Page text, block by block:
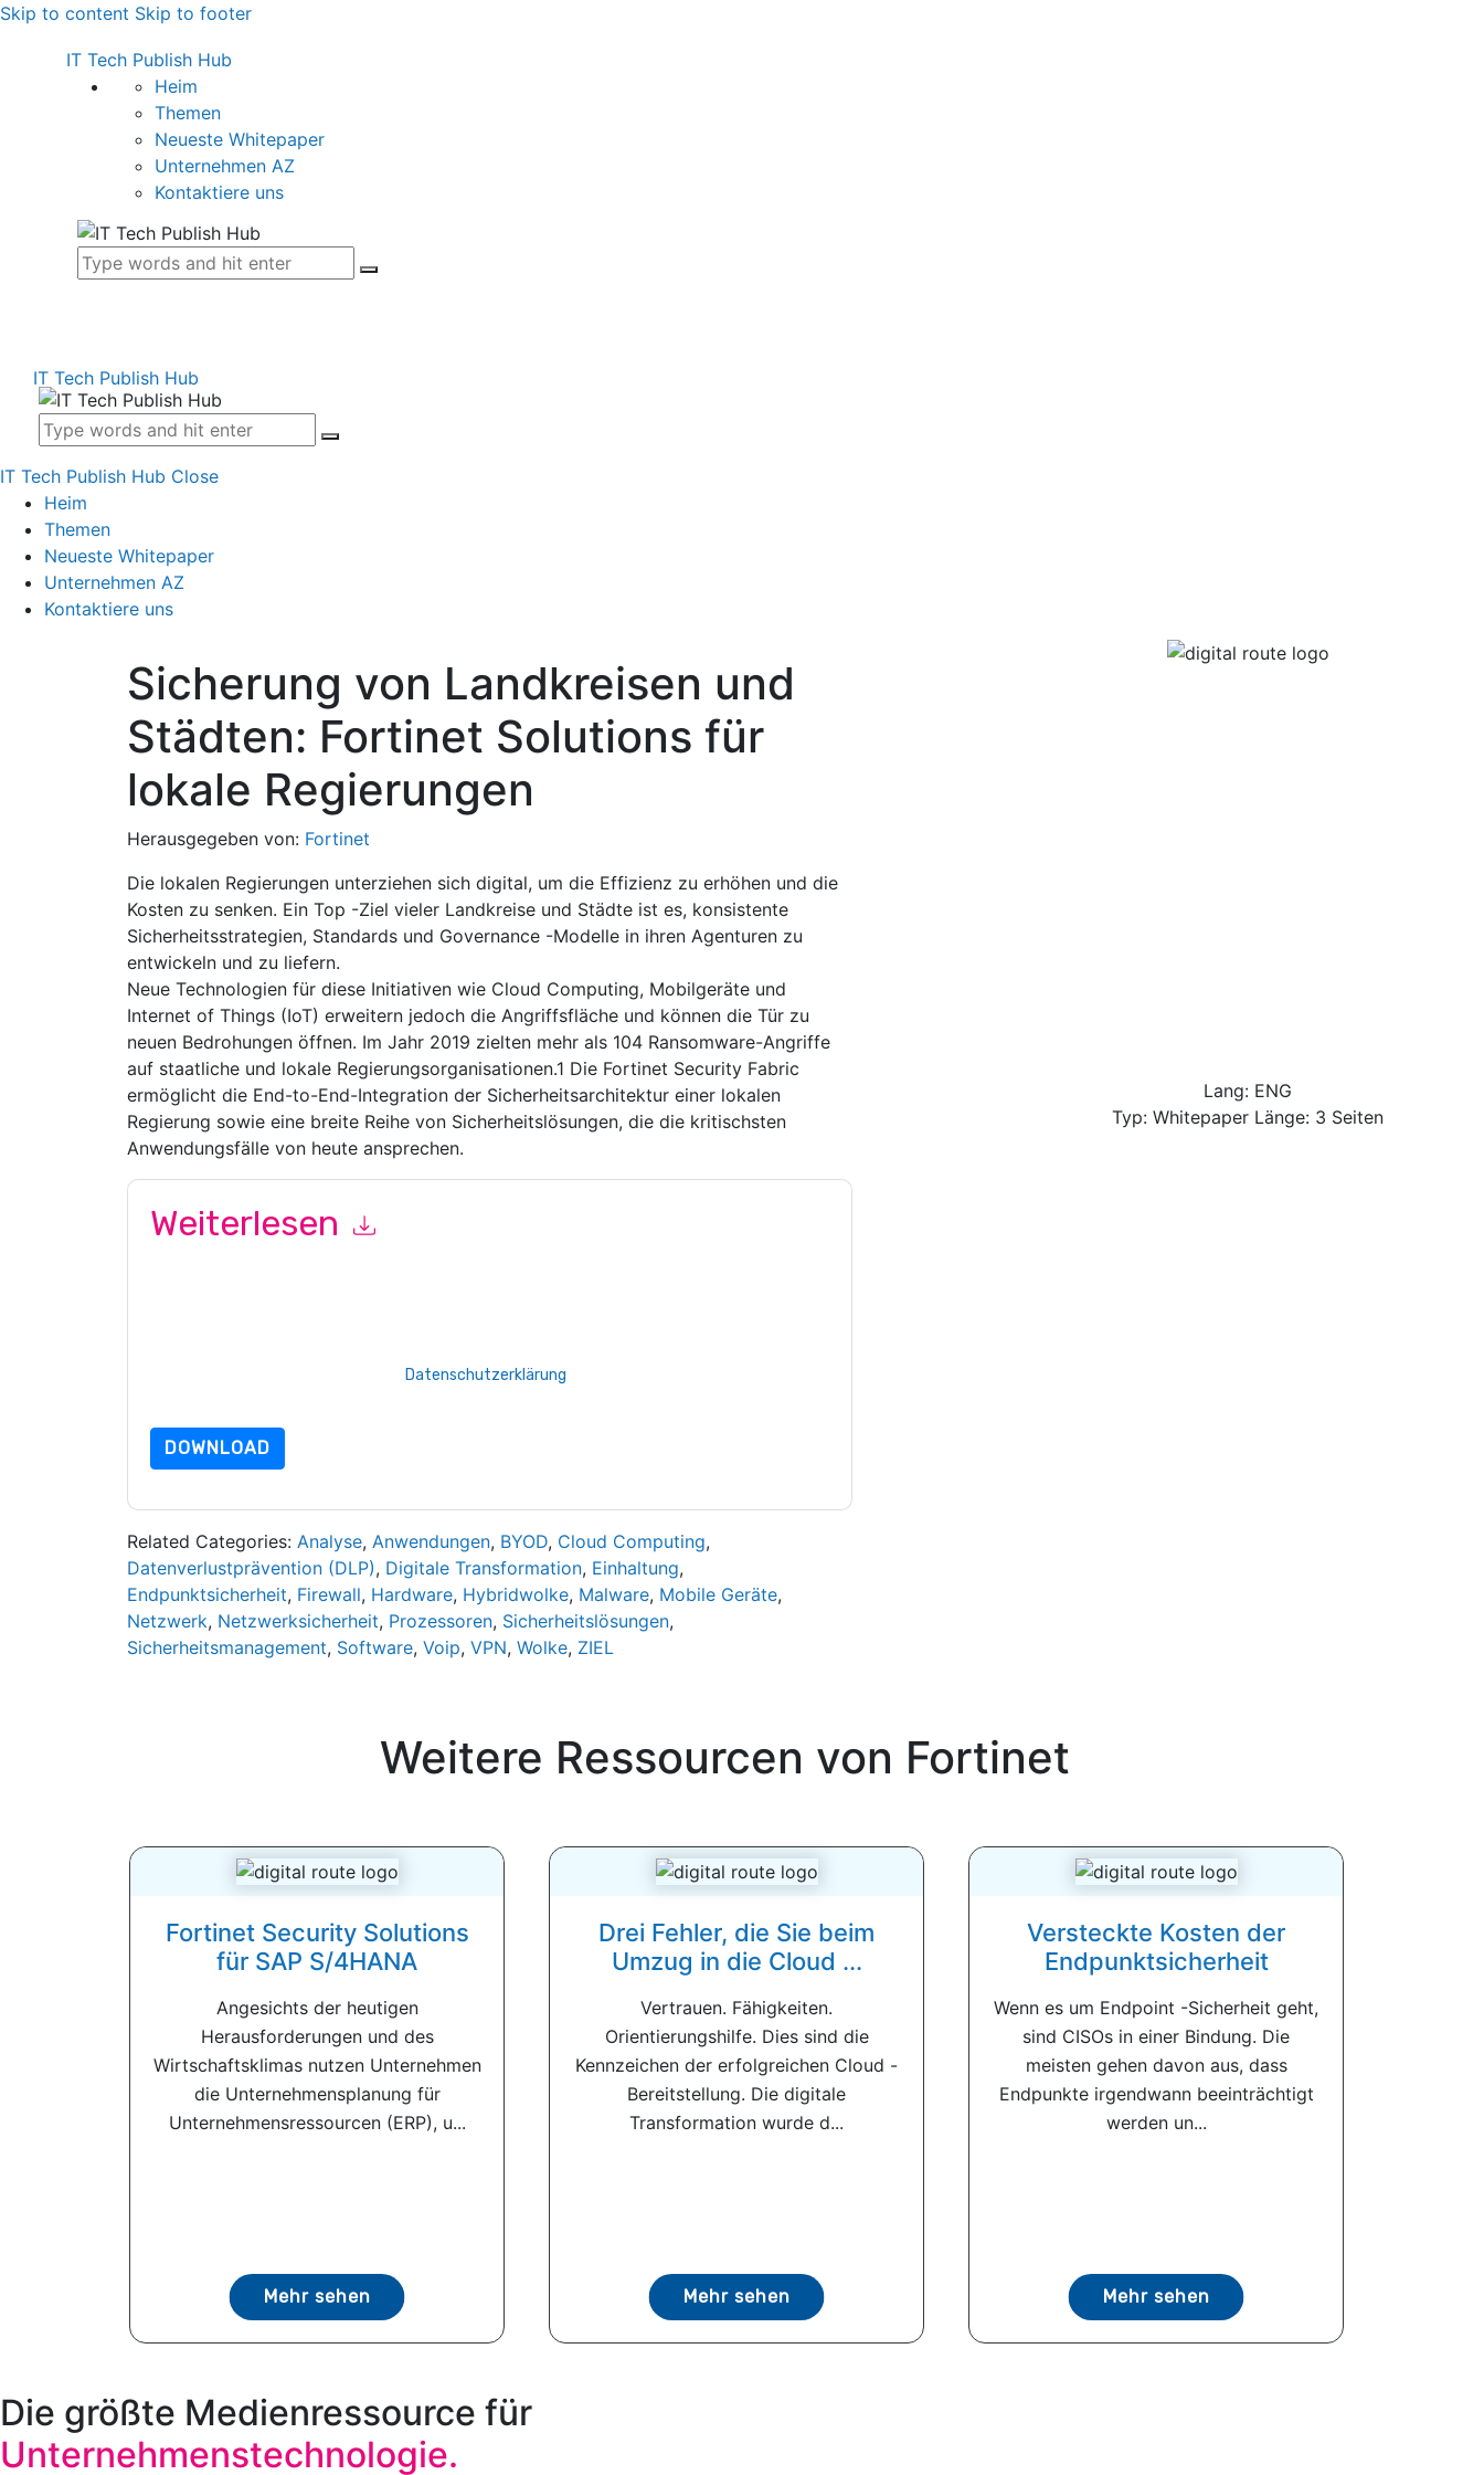
Skip to content Skip to footer
IT Tech Publish Hub
Heim
Themen
Neueste Whitepaper
Unternehmen AZ
Kontaktiere uns
IT Tech Publish Hub
IT Tech Publish Hub Close
Heim
Themen
Neueste Whitepaper
Unternehmen AZ
Kontaktiere uns
Sicherung von Landkreisen und
Städten: Fortinet Solutions für
lokale Regierungen
Herausgegeben von: Fortinet
Die lokalen Regierungen unterziehen sich digital, um die Effizienz zu erhöhen und die
Kosten zu senken. Ein Top -Ziel vieler Landkreise und Städte ist es, konsistente
Sicherheitsstrategien, Standards und Governance -Modelle in ihren Agenturen zu
entwickeln und zu liefern.
Neue Technologien für diese Initiativen wie Cloud Computing, Mobilgeräte und
Internet of Things (IoT) erweitern jedoch die Angriffsfläche und können die Tür zu
neuen Bedrohungen öffnen. Im Jahr 2019 zielten mehr als 104 Ransomware-Angriffe
auf staatliche und lokale Regierungsorganisationen.1 Die Fortinet Security Fabric
ermöglicht die End-to-End-Integration der Sicherheitsarchitektur einer lokalen
Regierung sowie eine breite Reihe von Sicherheitslösungen, die die kritischsten
Anwendungsfälle von heute ansprechen.
Weiterlesen
Datenschutzerklärung
DOWNLOAD
Related Categories: Analyse, Anwendungen, BYOD, Cloud Computing,
Datenverlustprävention (DLP), Digitale Transformation, Einhaltung,
Endpunktsicherheit, Firewall, Hardware, Hybridwolke, Malware, Mobile Geräte,
Netzwerk, Netzwerksicherheit, Prozessoren, Sicherheitslösungen,
Sicherheitsmanagement, Software, Voip, VPN, Wolke, ZIEL
Lang: ENG
Typ: Whitepaper Länge: 3 Seiten
Weitere Ressourcen von Fortinet
Fortinet Security Solutions
für SAP S/4HANA
Angesichts der heutigen
Herausforderungen und des
Wirtschaftsklimas nutzen Unternehmen
die Unternehmensplanung für
Unternehmensressourcen (ERP), u...
Mehr sehen
Drei Fehler, die Sie beim
Umzug in die Cloud ...
Vertrauen. Fähigkeiten.
Orientierungshilfe. Dies sind die
Kennzeichen der erfolgreichen Cloud -
Bereitstellung. Die digitale
Transformation wurde d...
Mehr sehen
Versteckte Kosten der
Endpunktsicherheit
Wenn es um Endpoint -Sicherheit geht,
sind CISOs in einer Bindung. Die
meisten gehen davon aus, dass
Endpunkte irgendwann beeinträchtigt
werden un...
Mehr sehen
Die größte Medienressource für
Unternehmenstechnologie.